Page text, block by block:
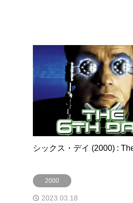
シックス・デイ (2000) :
2000
2023.03.18